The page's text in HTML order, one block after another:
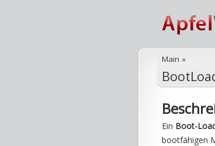
Main »
Ein Boot-
bootfähigen